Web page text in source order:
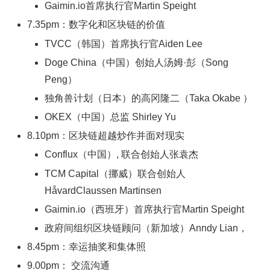
Gaimin.io首席执行官Martin Speight
7.35pm：数字化和区块链的价值
TVCC（韩国）首席执行官Aiden Lee
Doge China（中国）创始人汤姆·彭（Song
Peng）
独角兽计划（日本）的高冈隆二（Taka Okabe ）
OKEX（中国）总监 Shirley Yu
8.10pm：区块链超越炒作并面对现实
Conflux（中国）, 联合创始人张袁杰
TCM Capital（挪威）联合创始人
HåvardClaussen Martinsen
Gaimin.io（西班牙）首席执行官Martin Speight
政府间组织区块链顾问（新加坡）Anndy Lian，
8.45pm：幸运抽奖和集体照
9.00pm： 交流沟通